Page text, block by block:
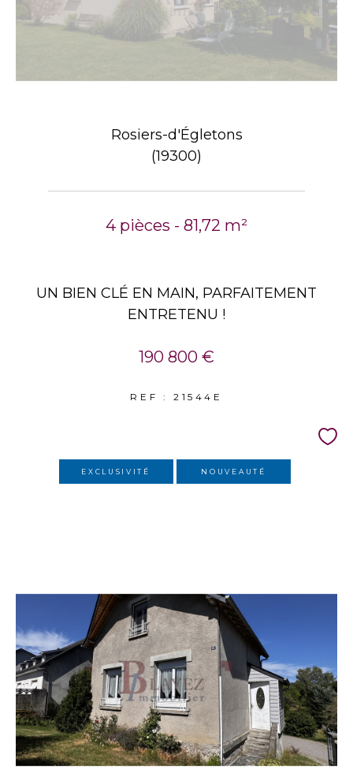
Rosiers-d'Égletons
(19300)
4 pièces - 81,72 m²
UN BIEN CLÉ EN MAIN, PARFAITEMENT
ENTRETENU !
190 800 €
REF : 21544E
EXCLUSIVITÉ NOUVEAUTÉ